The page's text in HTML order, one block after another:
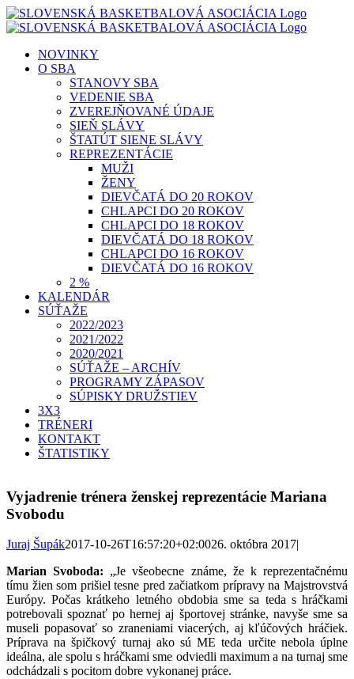
Skip
to
NOVINKY
O SBA
STANOVY SBA
VEDENIE SBA
ZVEREJŇOVANÉ ÚDAJE
SIEŇ SLÁVY
ŠTATÚT SIENE SLÁVY
REPREZENTÁCIE
MUŽI
ŽENY
DIEVČATÁ DO 20 ROKOV
CHLAPCI DO 20 ROKOV
CHLAPCI DO 18 ROKOV
DIEVČATÁ DO 18 ROKOV
CHLAPCI DO 16 ROKOV
DIEVČATÁ DO 16 ROKOV
2 %
KALENDÁR
SÚŤAŽE
2022/2023
2021/2022
2020/2021
SÚŤAŽE – ARCHÍV
PROGRAMY ZÁPASOV
SÚPISKY DRUŽSTIEV
3X3
TRÉNERI
KONTAKT
ŠTATISTIKY
Vyjadrenie trénera ženskej reprezentácie Mariana
Svobodu
Juraj Šupák2017-10-26T16:57:20+02:0026. októbra 2017|
Marian Svoboda: „Je všeobecne známe, že k reprezentačnému
tímu žien som prišiel tesne pred začiatkom prípravy na Majstrovstvá
Európy. Počas krátkeho letného obdobia sme sa teda s hráčkami
potrebovali spoznať po hernej aj športovej stránke, navyše sme sa
museli popasovať so zraneniami viacerých, aj kľúčových hráčiek.
Príprava na špičkový turnaj ako sú ME teda určite nebola úplne
ideálna, ale spolu s hráčkami sme odviedli maximum a na turnaj sme
odchádzali s pocitom dobre vykonanej práce.